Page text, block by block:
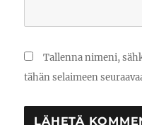
Tallenna nimeni,
tähän selaimeen